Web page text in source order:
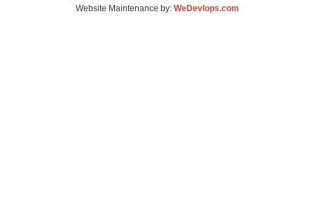
Website Maintenance by: WeDevlops.com